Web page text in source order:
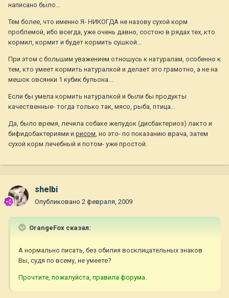
написано было...
Тем более, что именно Я- НИКОГДА не назову сухой корм
проблемой, ибо всегда, уже очень давно, состою в рядах тех, кто
кормил, кормит и будет кормить сушкой...
При этом с большим уважением отношусь к натуралам, особенно к
тем, кто умеет кормить натуралкой и делает это грамотно, а не на
мешок овсянки 1 кубик бульона...
Если бы умела кормить натуралкой и были бы продукты
качественные- тогда только так, мясо, рыба, птица...
Да, было время, лечила собаке желудок (дисбактериоз) лакто и
бифидобактериями и рисом, но это- по показанию врача, затем
сухой корм лечебный и потом- уже простой.
shelbi
Опубликовано 2 февраля, 2009
OrangeFox сказал:
А нормально писать, без обилия восклицательных знаков
Вы, судя по всему, не умеете?
Прочтите, пожалуйста, правила форума.